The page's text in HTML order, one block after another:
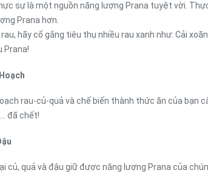
sự là một nguồn năng lượng Prana tuyệt vời.
Prana hơn.
hãy cố gắng tiêu thụ nhiều rau xanh như: Cải
Prana!
rau-củ-quả và chế biến thành thức ăn của bạn
đã chết!
củ, quả và đậu giữ được năng lượng Prana của